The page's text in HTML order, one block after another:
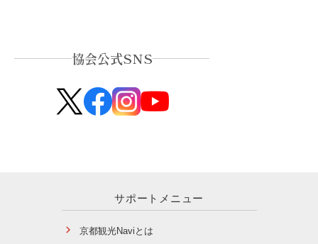
協会公式SNS
サポートメニュー
京都観光Naviとは